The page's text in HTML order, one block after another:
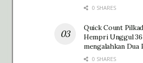
0 SHARES
Quick Count
Hempri Unggul
mengalahkan Dua
0 SHARES